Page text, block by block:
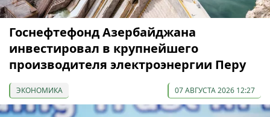
Госнефтефонд Азербайджана
инвестировал в крупнейшего
производителя электроэнергии Перу
ЭКОНОМИКА 07 АВГУСТА 2026 12:27